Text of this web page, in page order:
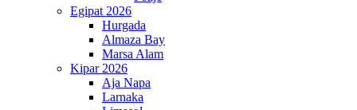
Egipat 2026
Hurgada
Almaza Bay
Marsa Alam
Kipar 2026
Aja Napa
Larnaka